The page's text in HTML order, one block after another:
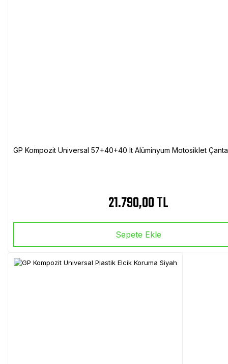
GP Kompozit Universal 57+40+40 lt Alüminyum Motosiklet
21.790,00 TL
Sepete Ekle